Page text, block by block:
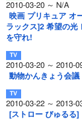
2010-03-20 ～ N/A
映画 プリキュア オ
ラックス]2 希望の光
を守れ!
2010-03-20 ～ 2010-
動物かんきょう会議
2010-03-22 ～ 2013-
[ストロー びゅるる]